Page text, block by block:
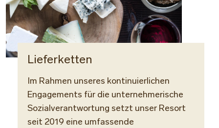
Lieferketten
Im Rahmen unseres kontinuierlichen
Engagements für die unternehmerische
Sozialverantwortung setzt unser Resort
seit 2019 eine umfassende